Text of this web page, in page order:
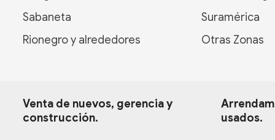
Sabaneta
Rionegro y alrededores
Suramérica
Otras Zonas
Venta de nuevos, gerencia y
construcción.
usados.